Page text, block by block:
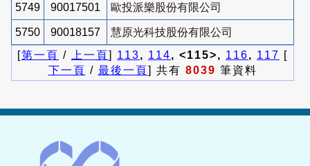
5749 90017501 歐投派樂股份有限公司
5750 90018157
慧原光科技股份有限公司
[第一頁 / 上一頁] 113, 114, <115>, 116, 117 [
下一頁 / 最後一頁] 共有 8039 筆資料